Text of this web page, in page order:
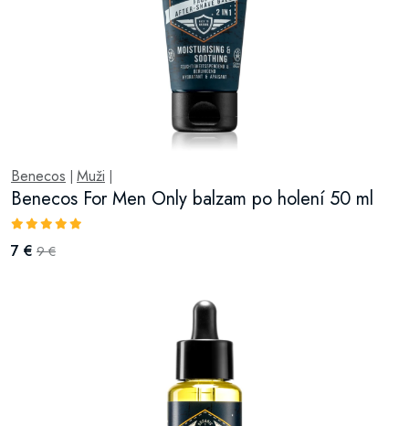
Benecos Muži
Benecos For Men Only balzam po holení 50 ml
7 € 9 €